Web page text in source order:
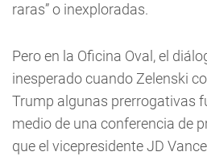
raras” o inexploradas.
Pero en la Oficina Oval, el
inesperado cuando Zelenski
Trump algunas prerrogativas
medio de una conferencia de
que el vicepresidente JD